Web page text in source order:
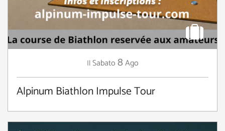
IlSabato8Ago
Alpinum Biathlon Impulse Tour